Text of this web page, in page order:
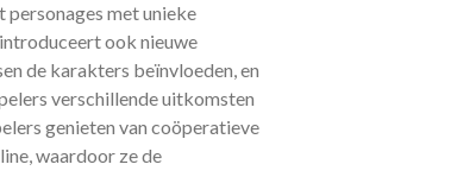
met unieke
ook nieuwe
de karakters beïnvloeden, en
verschillende uitkomsten
genieten van coöperatieve
waardoor ze de